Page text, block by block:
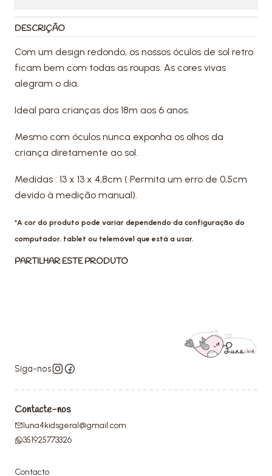
DESCRIÇÃO
Com um design redondo, os nossos óculos de sol retro
ficam bem com todas as roupas. As cores vivas
alegram o dia.
Ideal para crianças dos 18m aos 6 anos.
Mesmo com óculos nunca exponha os olhos da
criança diretamente ao sol.
Medidas : 13 x 13 x 4,8cm ( Permita um erro de 0,5cm
devido à medição manual).
*A cor do produto pode variar dependendo da configuração do
computador, tablet ou telemóvel que está a usar.
PARTILHAR ESTE PRODUTO
Siga-nos
Contacte-nos
luna4kidsgeral@gmail.com
351925773326
Contacto